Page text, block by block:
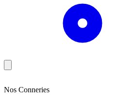
Nos Conneries